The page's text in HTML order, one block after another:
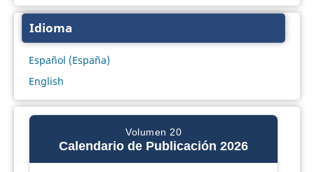
Idioma
Español (España)
English
Volumen 20
Calendario de Publicación 2026